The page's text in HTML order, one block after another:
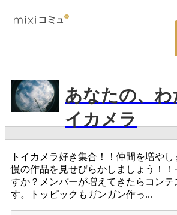
あなたの、わ
イカメラ
トイカメラ好き集合！！仲間を増やし
慢の作品を見せびらかしましょう！
すか？メンバーが増えてきたらコン
す。トッピックもガンガン作っ...